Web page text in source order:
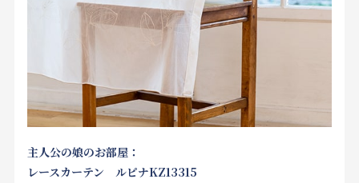
主人公の娘のお部屋：
レースカーテン ルピナKZ13315